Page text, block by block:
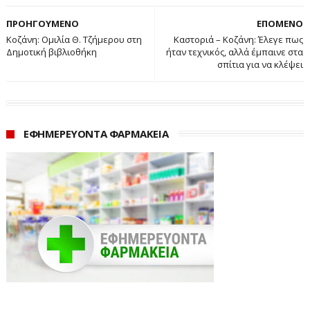
ΕΠΟΜΕΝΟ
Καστοριά – Κοζάνη: Έλεγε πως
ήταν τεχνικός, αλλά έμπαινε στα
σπίτια για να κλέψει
ΠΡΟΗΓΟΥΜΕΝΟ
Κοζάνη: Ομιλία Θ. Τζήμερου στη
Δημοτική βιβλιοθήκη
ΕΦΗΜΕΡΕΥΟΝΤΑ ΦΑΡΜΑΚΕΙΑ